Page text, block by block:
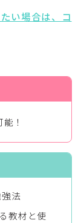
】
話講師がおす
材とは
い場合は、コ
！
法
教材と使